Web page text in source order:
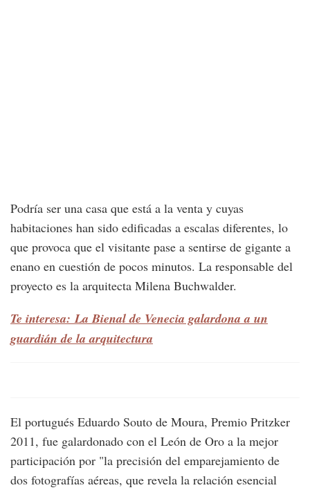
Podría ser una casa que está a la venta y cuyas
habitaciones han sido edificadas a escalas diferentes, lo
que provoca que el visitante pase a sentirse de gigante a
enano en cuestión de pocos minutos. La responsable del
proyecto es la arquitecta Milena Buchwalder.
Te interesa: La Bienal de Venecia galardona a un
guardián de la arquitectura
El portugués Eduardo Souto de Moura, Premio Pritzker
2011, fue galardonado con el León de Oro a la mejor
participación por "la precisión del emparejamiento de
dos fotografías aéreas, que revela la relación esencial